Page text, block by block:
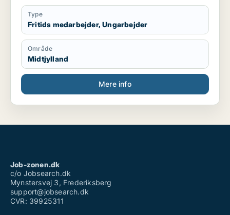
glad og frisk dreng der er klar på det hele og elsker
at omgås med mennesker. Har et ønske om en job
med mennesker og ikke mere end 25km fra Horsens
midtby. Jeg kan omgås med alle og har erfaring med
mennesker.
Type
Fritids medarbejder, Ungarbejder
Område
Midtjylland
Mere info
Job-zonen.dk
c/o Jobsearch.dk
Mynstersvej 3, Frederiksberg
support@jobsearch.dk
CVR: 39925311